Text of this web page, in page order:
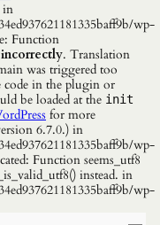
in
wp-
Function
incorrectly. Translation
was triggered too
code in the plugin or
be loaded at the init
for more
6.7.0.) in
wp-
Function seems_utf8
instead. in
wp-